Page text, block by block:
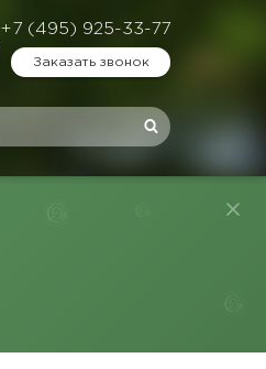
+7 (495) 925-33-77
Заказать звонок